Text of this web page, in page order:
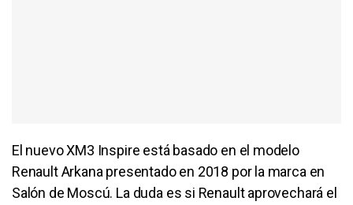
El nuevo XM3 Inspire está basado en el modelo
Renault Arkana presentado en 2018 por la marca en
Salón de Moscú. La duda es si Renault aprovechará el